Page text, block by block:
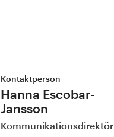
Kontaktperson
Hanna Escobar-
Jansson
Kommunikationsdirektör